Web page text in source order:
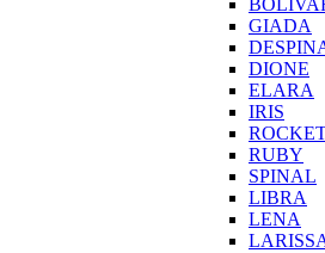
GIADA
DIONE
ELARA
IRIS
RUBY
SPINAL
LIBRA
LENA